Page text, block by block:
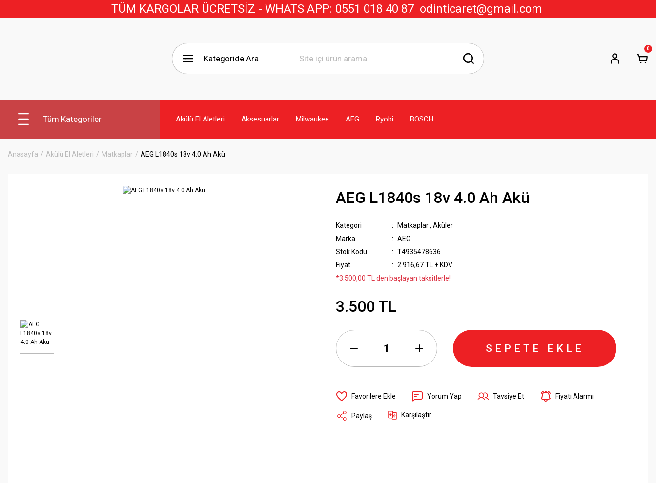
TÜM KARGOLAR ÜCRETSİZ - WHATS APP: 0551 018 40 87 odinticaret@gmail.com
0
Tüm Kategoriler Akülü El Aletleri Aksesuarlar Milwaukee AEG Ryobi BOSCH
Anasayfa Akülü El Aletleri Matkaplar AEG L1840s 18v 4.0 Ah Akü
AEG L1840s 18v 4.0 Ah Akü
Kategori Matkaplar, Aküler
Marka
AEG
Stok Kodu
T4935478636
Fiyat
2.916,67 TL + KDV
*3.500,00 TL den başlayan taksitlerle!
3.500 TL
SEPETE EKLE
Yorum Yap Tavsiye Et Fiyatı Alarmı
Paylaş Karşılaştır